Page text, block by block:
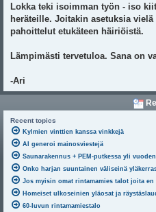
Lokka teki isoimman työn - iso
heräteille. Joitakin asetuksia
pahoittelut etukäteen häiriöistä.
Lämpimästi tervetuloa. Sana on
-Ari
Recent topics
Kylmien vinttien kanssa vinkkejä
AI generoi mainosviestejä
Saunarakennus + PEM-putkessa yli
Onko harjan suuntainen väliseinä
Jos myisin omat rintamamies talot joita en
Homeiset ulkoseinien yläosat ja
60-luvun rintamamiestalo